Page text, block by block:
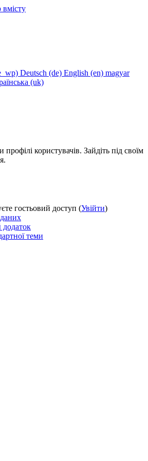
Deutsch ‎(de)‎ English ‎(en)‎ magyar
‎(uk)‎
користувачів. Зайдіть під своїм
гостьовий доступ (Увійти)
додаток
теми